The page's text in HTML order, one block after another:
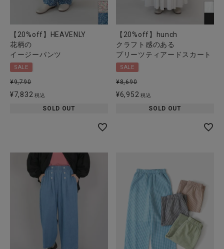
ブランド
CONTENTS
お問い合わせ
ショップリスト
【20%off】HEAVENLY
花柄の
イージーパンツ
SALE
¥9,790
¥7,832 税込
SOLD OUT
【20%off】hunch
クラフト感のある
プリーツティアードスカート
SALE
¥8,690
¥6,952 税込
SOLD OUT